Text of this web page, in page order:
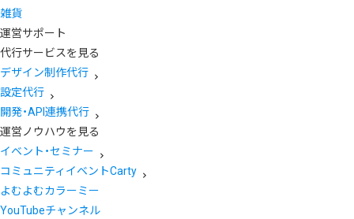
雑貨
運営サポート
代行サービスを見る
デザイン制作代行
設定代行
開発・API連携代行
運営ノウハウを見る
イベント・セミナー
コミュニティイベントCarty
よむよむカラーミー
YouTubeチャンネル